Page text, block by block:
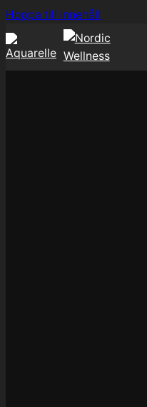
Hoppa till innehåll
till